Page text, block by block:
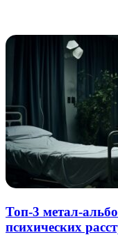
Топ-3 метал-
психических